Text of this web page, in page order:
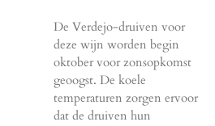
De Verdejo-druiven voor
deze wijn worden begin
oktober voor zonsopkomst
geoogst. De koele
temperaturen zorgen ervoor
dat de druiven hun